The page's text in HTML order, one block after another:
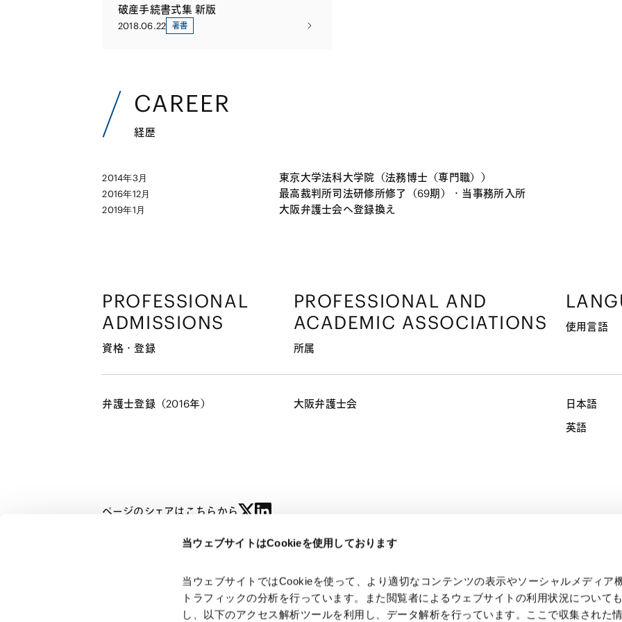
当ウェブサイトはCookieを使用しております
当ウェブサイトではCookieを使って、より適切なコンテンツの表示やソーシャルメディア
トラフィックの分析を行っています。また閲覧者によるウェブサイトの利用状況について
し、以下のアクセス解析ツールを利用し、データ解析を行っています。ここで収集された
破産手続書式集 新版
2018.06.22 著書
CAREER
経歴
2014年3月 東京大学法科大学院（法務博士（専門職））
2016年12月 最高裁判所司法研修所修了（69期）・当事務所入所
2019年1月 大阪弁護士会へ登録換え
PROFESSIONAL
ADMISSIONS
資格・登録
弁護士登録（2016年）
PROFESSIONAL AND
ACADEMIC ASSOCIATIONS
所属
大阪弁護士会
使用言語
日本語
英語
ページのシェアはこちらから